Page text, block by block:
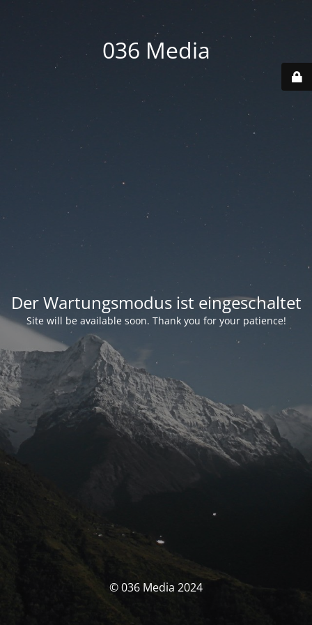
036 Media
Der Wartungsmodus ist eingeschaltet
Site will be available soon. Thank you for your patience!
© 036 Media 2024